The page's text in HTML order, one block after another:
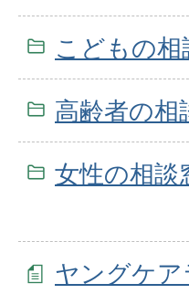
こどもの相
高齢者の相
女性の相談
ヤングケア